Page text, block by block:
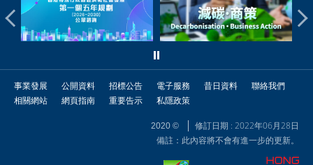
事業發展 公開資料 招標公告 電子服務 昔日資料
聯絡我們
相關網站
網頁指南 重要告示 私隱政策
2020 ©
修訂日期 : 2022年06月28日
備註：此內容將不會有進一步的更新。